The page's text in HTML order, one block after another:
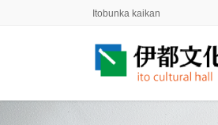
に
ョ
Itobunka kaikan